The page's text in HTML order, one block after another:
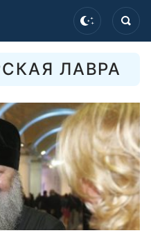
ЛАВРА